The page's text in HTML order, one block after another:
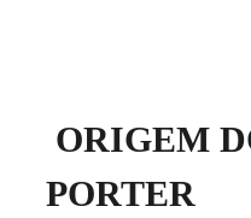
PORTER